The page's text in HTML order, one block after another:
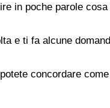
in poche parole
e ti fa alcune
concordare